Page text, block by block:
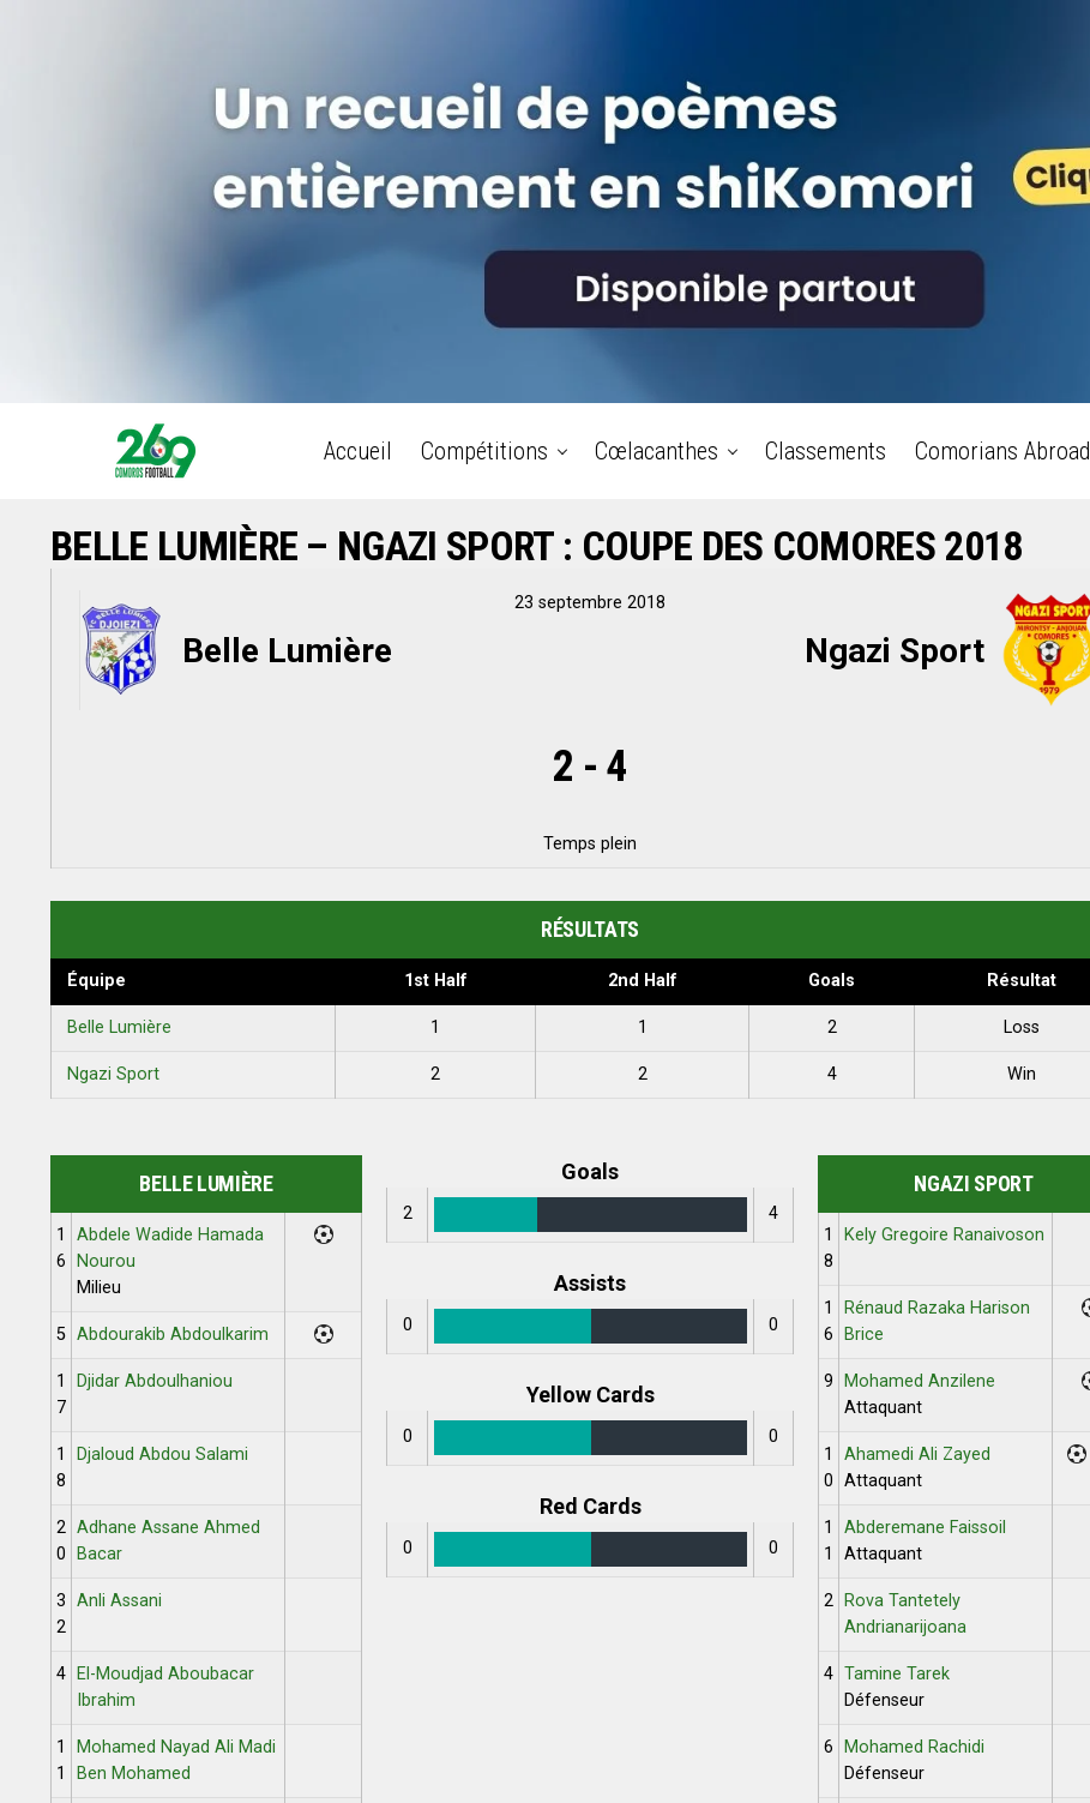
Accueil Compétitions Cœlacanthes Classements Comorians Abroad
BELLE LUMIÈRE – NGAZI SPORT : COUPE DES COMORES 2018
Belle Lumière Ngazi Sport
23 septembre 2018
2 - 4
Temps plein
RÉSULTATS
Équipe 1st Half 2nd Half Goals Résultat
Belle Lumière 1 1 2 Loss
Ngazi Sport 2 2 4 Win
BELLE LUMIÈRE
1
6
Abdele Wadide Hamada
Nourou
Milieu
5 Abdourakib Abdoulkarim
1
7
Djidar Abdoulhaniou
1
8
Djaloud Abdou Salami
2
0
Adhane Assane Ahmed
Bacar
3
2
Anli Assani
4
El-Moudjad Aboubacar
Ibrahim
1
1
Mohamed Nayad Ali Madi
Ben Mohamed
NGAZI SPORT
1
8
Kely Gregoire Ranaivoson
1
6
Rénaud Razaka Harison
Brice
9
Mohamed Anzilene
Attaquant
1
0
Ahamedi Ali Zayed
Attaquant
1
1
Abderemane Faissoil
Attaquant
2
Rova Tantetely
Andrianarijoana
4 Tamine Tarek
Défenseur
6
Mohamed Rachidi
Défenseur
Goals
2 4
Assists
0 0
Yellow Cards
0 0
Red Cards
0 0